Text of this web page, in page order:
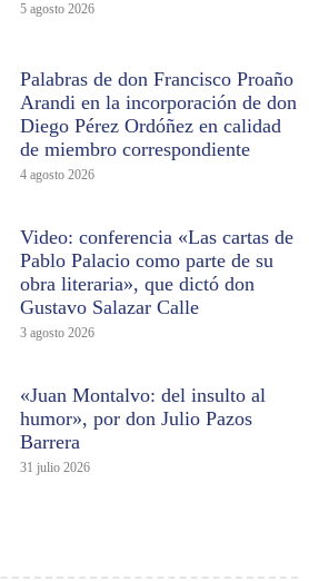
5 agosto 2026
Palabras de don Francisco Proaño
Arandi en la incorporación de don
Diego Pérez Ordóñez en calidad
de miembro correspondiente
4 agosto 2026
Video: conferencia «Las cartas de
Pablo Palacio como parte de su
obra literaria», que dictó don
Gustavo Salazar Calle
3 agosto 2026
«Juan Montalvo: del insulto al
humor», por don Julio Pazos
Barrera
31 julio 2026